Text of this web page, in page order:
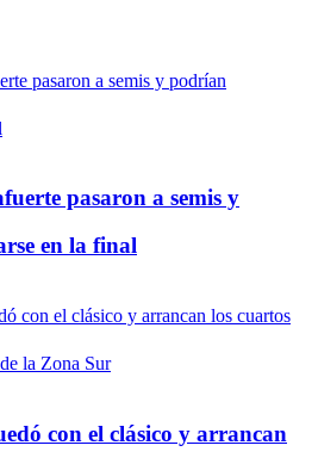
pasaron a semis y
en la final
con el clásico y arrancan